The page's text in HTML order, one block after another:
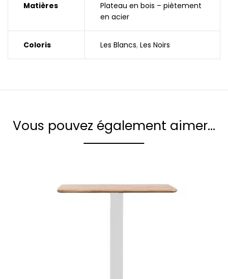
Matières
Plateau en bois – piètement
en acier
Coloris Les Blancs, Les Noirs
Vous pouvez également aimer…